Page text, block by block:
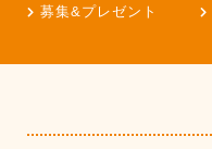
募集&プレゼント